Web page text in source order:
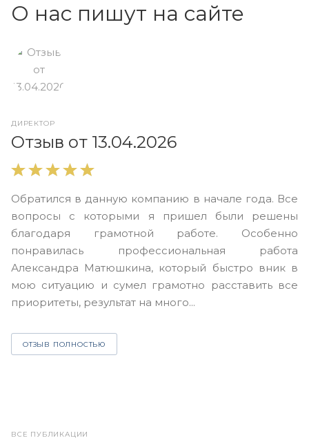
О нас пишут на сайте
ДИРЕКТОР
Отзыв от 13.04.2026
Обратился в данную компанию в начале года. Все
вопросы с которыми я пришел были решены
благодаря грамотной работе. Особенно
понравилась профессиональная работа
Александра Матюшкина, который быстро вник в
мою ситуацию и сумел грамотно расставить все
приоритеты, результат на много...
ОТЗЫВ ПОЛНОСТЬЮ
ВСЕ ПУБЛИКАЦИИ